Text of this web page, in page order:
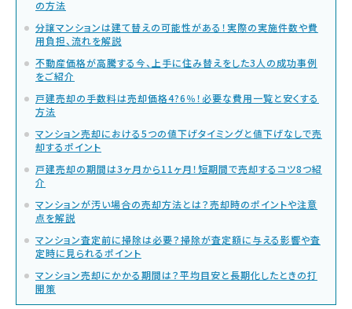
の方法
分譲マンションは建て替えの可能性がある！実際の実施件数や費
用負担、流れを解説
不動産価格が高騰する今、上手に住み替えをした3人の成功事例
をご紹介
戸建売却の手数料は売却価格4?6％！必要な費用一覧と安くする
方法
マンション売却における5つの値下げタイミングと値下げなしで売
却するポイント
戸建売却の期間は3ヶ月から11ヶ月！短期間で売却するコツ8つ紹
介
マンションが汚い場合の売却方法とは？売却時のポイントや注意
点を解説
マンション査定前に掃除は必要？掃除が査定額に与える影響や査
定時に見られるポイント
マンション売却にかかる期間は？平均目安と長期化したときの打
開策